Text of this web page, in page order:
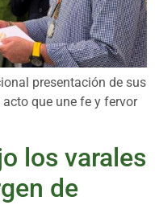
presentación de sus
que une fe y fervor
los varales
de